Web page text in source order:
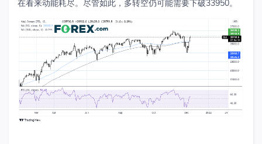
在看来动能耗尽。尽管如此，多转空仍可能需要下破33950。